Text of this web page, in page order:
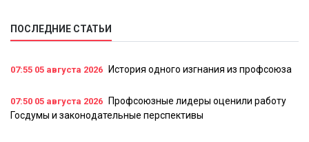
ПОСЛЕДНИЕ СТАТЬИ
07:55 05 августа 2026 История одного изгнания из профсоюза
07:50 05 августа 2026
Профсоюзные лидеры оценили работу
Госдумы и законодательные перспективы